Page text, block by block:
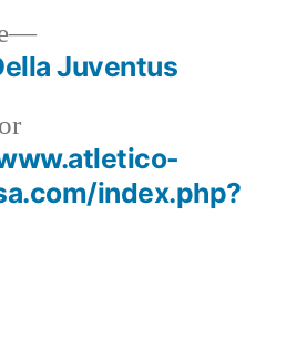
Entrada
anterior:
index.php?
Entrada
siguiente:
Juventus